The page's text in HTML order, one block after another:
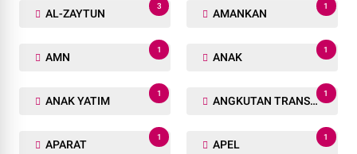
AL-ZAYTUN
3
AMANKAN
1
AMN
1
ANAK
1
ANAK YATIM
1
ANGKUTAN TRANSPORTASI
1
APARAT
1
APEL
1